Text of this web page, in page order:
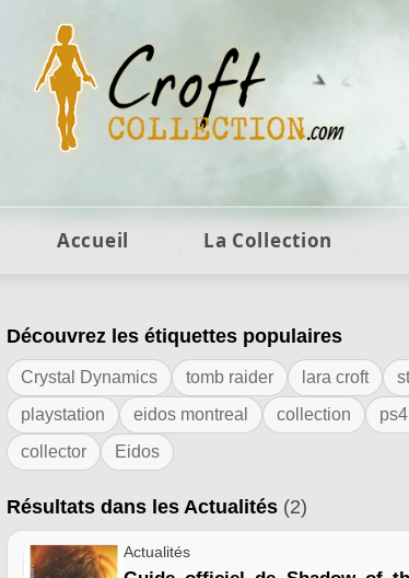
Figurines Lara Croft et collection
Accueil La Collection
Résultats de l'étiquette "pc"
Découvrez les étiquettes populaires
Crystal Dynamics tomb raider lara croft
playstation
eidos montreal collection ps4
collector
Eidos
Résultats dans les Actualités (2)
Actualités